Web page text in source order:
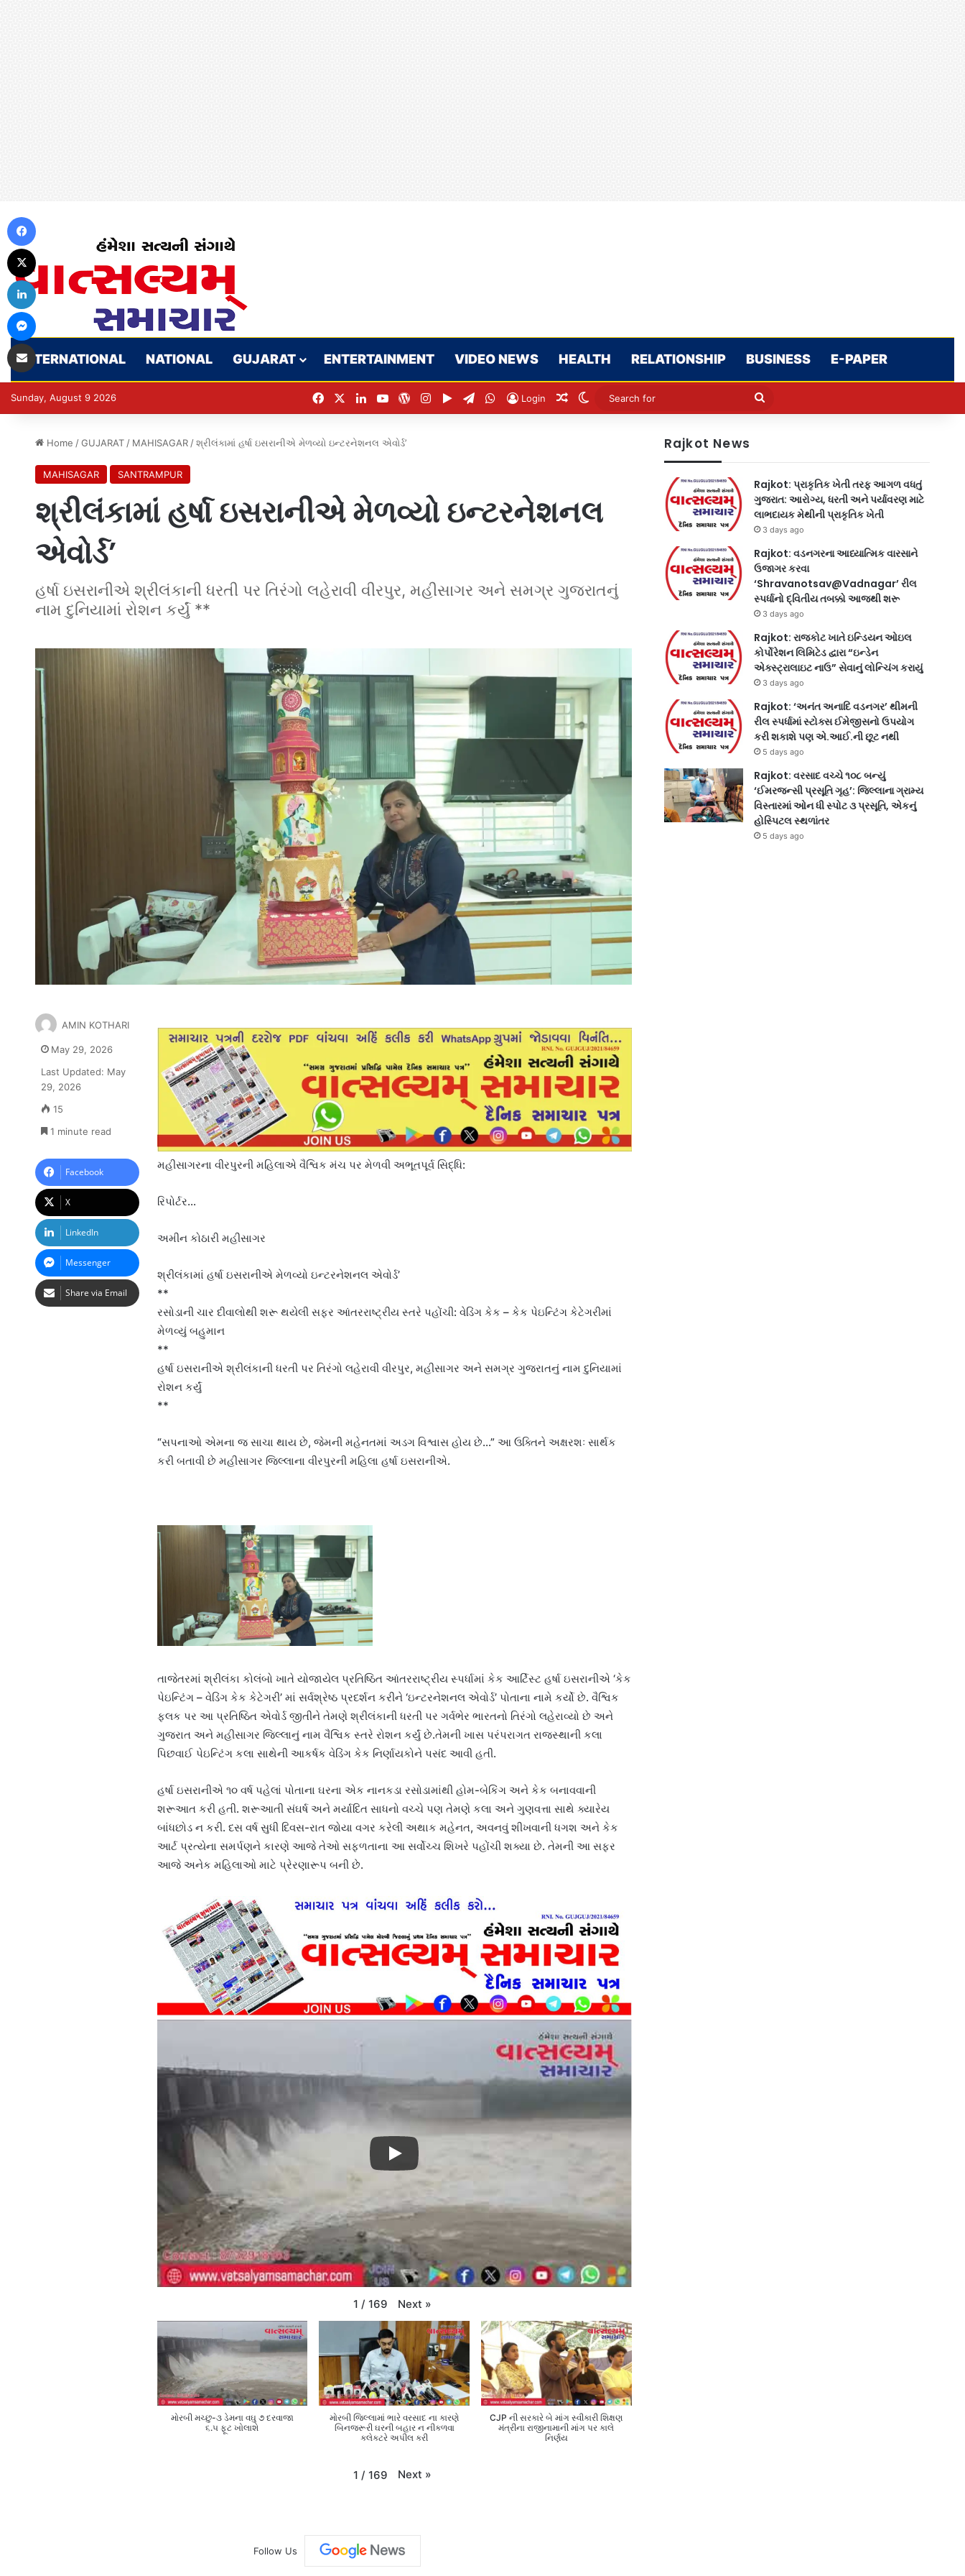
INTERNATIONAL NATIONAL GUJARAT ENTERTAINMENT VIDEO NEWS HEALTH RELATIONSHIP BUSINESS E-PAPER
Sunday, August 9 2026 FacebookLinkedInYouTubeWordPress
Instagram
Google Play
TelegramWhatsApp
Login Random Article
Switch skin
Search
Home / GUJARAT / MAHISAGAR / શ્રીલંકામાં હર્ષા ઇસરાનીએ મેળવ્યો ઇન્ટરનેશનલ એવોર્ડ’
MAHISAGAR SANTRAMPUR
શ્રીલંકામાં હર્ષા ઇસરાનીએ મેળવ્યો ઇન્ટરનેશનલ
એવોર્ડ’
હર્ષા ઇસરાનીએ શ્રીલંકાની ધરતી પર તિરંગો લહેરાવી વીરપુર, મહીસાગર અને સમગ્ર ગુજરાતનું
નામ દુનિયામાં રોશન કર્યું **
મહીસાગરના વીરપુરની મહિલાએ વૈશ્વિક મંચ પર મેળવી અભૂતપૂર્વ સિદ્ધિ:
રિપોર્ટર…
અમીન કોઠારી મહીસાગર
શ્રીલંકામાં હર્ષા ઇસરાનીએ મેળવ્યો ઇન્ટરનેશનલ એવોર્ડ’
**
રસોડાની ચાર દીવાલોથી શરૂ થયેલી સફર આંતરરાષ્ટ્રીય સ્તરે પહોંચી: વેડિંગ કેક – કેક પેઇન્ટિંગ કેટેગરીમાં
મેળવ્યું બહુમાન
**
હર્ષા ઇસરાનીએ શ્રીલંકાની ધરતી પર તિરંગો લહેરાવી વીરપુર, મહીસાગર અને સમગ્ર ગુજરાતનું નામ દુનિયામાં
રોશન કર્યું
**
“સપનાઓ એમના જ સાચા થાય છે, જેમની મહેનતમાં અડગ વિશ્વાસ હોય છે…” આ ઉક્તિને અક્ષરશઃ સાર્થક
કરી બતાવી છે મહીસાગર જિલ્લાના વીરપુરની મહિલા હર્ષા ઇસરાનીએ.
તાજેતરમાં શ્રીલંકા કોલંબો ખાતે યોજાયેલ પ્રતિષ્ઠિત આંતરરાષ્ટ્રીય સ્પર્ધામાં કેક આર્ટિસ્ટ હર્ષા ઇસરાનીએ ‘કેક
પેઇન્ટિંગ – વેડિંગ કેક કેટેગરી’ માં સર્વશ્રેષ્ઠ પ્રદર્શન કરીને ‘ઇન્ટરનેશનલ એવોર્ડ’ પોતાના નામે કર્યો છે. વૈશ્વિક
ફલક પર આ પ્રતિષ્ઠિત એવોર્ડ જીતીને તેમણે શ્રીલંકાની ધરતી પર ગર્વભેર ભારતનો તિરંગો લહેરાવ્યો છે અને
ગુજરાત અને મહીસાગર જિલ્લાનું નામ વૈશ્વિક સ્તરે રોશન કર્યું છે.તેમની ખાસ પરંપરાગત રાજસ્થાની કલા
પિછવાઈ પેઇન્ટિંગ કલા સાથેની આકર્ષક વેડિંગ કેક નિર્ણાયકોને પસંદ આવી હતી.
હર્ષા ઇસરાનીએ ૧૦ વર્ષ પહેલાં પોતાના ઘરના એક નાનકડા રસોડામાંથી હોમ-બેકિંગ અને કેક બનાવવાની
શરૂઆત કરી હતી. શરૂઆતી સંઘર્ષ અને મર્યાદિત સાધનો વચ્ચે પણ તેમણે કલા અને ગુણવત્તા સાથે ક્યારેય
બાંધછોડ ન કરી. દસ વર્ષ સુધી દિવસ-રાત જોયા વગર કરેલી અથાક મહેનત, અવનવું શીખવાની ધગશ અને કેક
આર્ટ પ્રત્યેના સમર્પણને કારણે આજે તેઓ સફળતાના આ સર્વોચ્ચ શિખરે પહોંચી શક્યા છે. તેમની આ સફર
આજે અનેક મહિલાઓ માટે પ્રેરણારૂપ બની છે.
1 / 169 Next »
મોરબી મચ્છુ-૩ ડેમના વઘુ ૭ દરવાજા
૬.૫ ફૂટ ખોલાશે
મોરબી જિલ્લામાં ભારે વરસાદ ના કારણે
બિનજરૂરી ઘરની બહાર ન નીકળવા
કલેક્ટરે અપીલ કરી
CJP ની સરકારે બે માંગ સ્વીકારી શિક્ષણ
મંત્રીના રાજીનામાની માંગ પર કાલે
નિર્ણય
1 / 169 Next »
AMIN KOTHARI
May 29, 2026
Last Updated: May
29, 2026
15
1 minute read
Facebook
X
LinkedIn
Messenger
Share via Email
Follow Us
Rajkot News
Rajkot: પ્રાકૃતિક ખેતી તરફ આગળ વધતું
ગુજરાત: આરોગ્ય, ધરતી અને પર્યાવરણ માટે
લાભદાયક મેથીની પ્રાકૃતિક ખેતી
3 days ago
Rajkot: વડનગરના આધ્યાત્મિક વારસાને
ઉજાગર કરવા
‘Shravanotsav@Vadnagar’ રીલ
સ્પર્ધાનો દ્વિતીય તબક્કો આજથી શરૂ
3 days ago
Rajkot: રાજકોટ ખાતે ઇન્ડિયન ઓઇલ
કોર્પોરેશન લિમિટેડ દ્વારા “ઇન્ડેન
એક્સ્ટ્રાલાઇટ નાઉ” સેવાનું લોન્ચિંગ કરાયું
3 days ago
Rajkot: ‘અનંત અનાદિ વડનગર’ થીમની
રીલ સ્પર્ધામાં સ્ટોક્સ ઈમેજીસનો ઉપયોગ
કરી શકાશે પણ એ.આઈ.ની છૂટ નથી
5 days ago
Rajkot: વરસાદ વચ્ચે ૧૦૮ બન્યું
‘ઈમરજન્સી પ્રસૂતિ ગૃહ’: જિલ્લાના ગ્રામ્ય
વિસ્તારમાં ઓન ધી સ્પોટ ૩ પ્રસૂતિ, એકનું
હોસ્પિટલ સ્થળાંતર
5 days ago
LinkedIn